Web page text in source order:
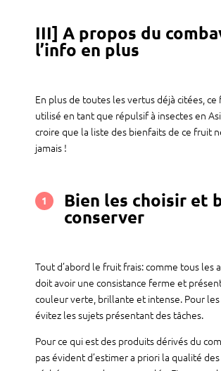
III] A propos du
l’info en plus
En plus de toutes les vertus déjà citées, ce
utilisé en tant que répulsif à insectes en
croire que la liste des bienfaits de ce fruit
jamais !
1 Bien les choisir et
conserver
Tout d’abord le fruit frais: comme tous les
doit avoir une consistance ferme et
couleur verte, brillante et intense. Pour
évitez les sujets présentant des tâches.
Pour ce qui est des produits dérivés du
pas évident d’estimer a priori la qualité